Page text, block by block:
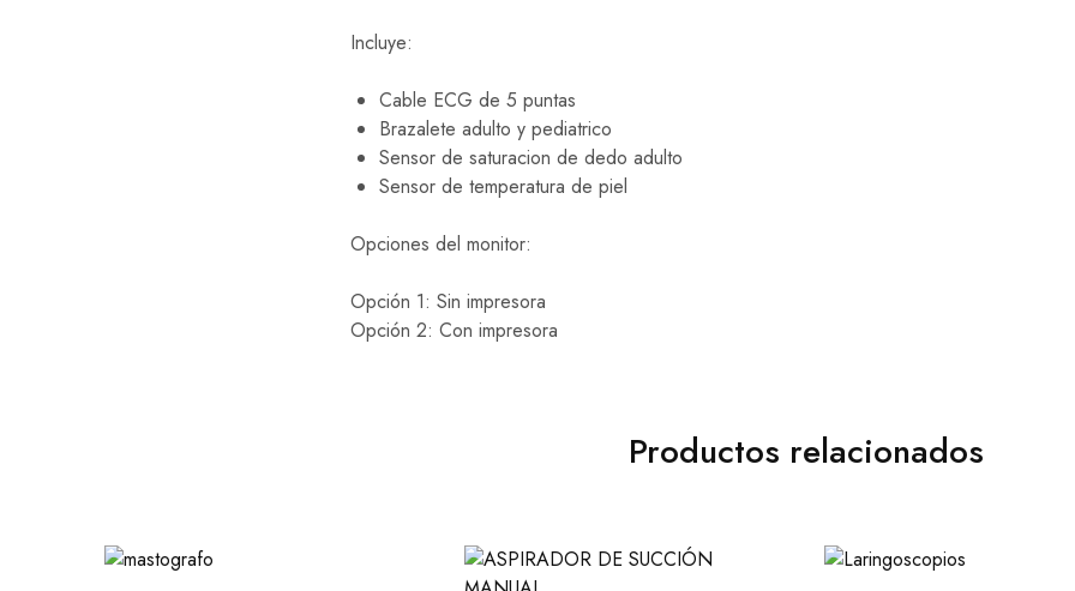
Incluye:
Cable ECG de 5 puntas
Brazalete adulto y pediatrico
Sensor de saturacion de dedo adulto
Sensor de temperatura de piel
Opciones del monitor:
Opción 1: Sin impresora
Opción 2: Con impresora
Productos relacionados